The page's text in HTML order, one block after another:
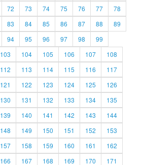
72 73 74 75 76 77
78
83 84 85 86 87 88
89
94 95 96 97 98
99
103 104 105 106 107
108
112 113 114 115 116
117
121 122 123 124 125
126
130 131 132 133 134
135
139 140 141 142 143
144
148 149 150 151 152
153
157 158 159 160 161
162
166 167 168 169 170
171